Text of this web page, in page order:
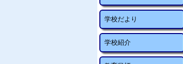
学校だより
学校紹介